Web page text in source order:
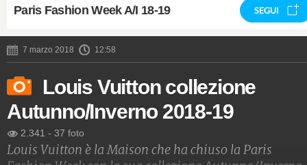
Paris Fashion Week A/I 18-19 SEGUI
7 marzo 2018 12:58
Louis Vuitton collezione
Autunno/Inverno 2018-19
2.341 - 37 foto
Louis Vuitton è la Maison che ha chiuso la Paris